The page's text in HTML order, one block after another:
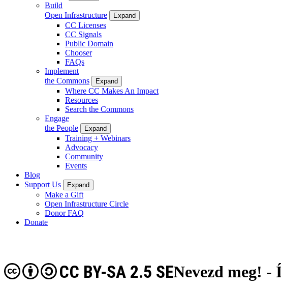
Build
Open Infrastructure
Expand
CC Licenses
CC Signals
Public Domain
Chooser
FAQs
Implement
the Commons
Expand
Where CC Makes An Impact
Resources
Search the Commons
Engage
the People
Expand
Training + Webinars
Advocacy
Community
Events
Blog
Support Us
Expand
Make a Gift
Open Infrastructure Circle
Donor FAQ
Donate
Nevezd meg! -
CC BY-SA 2.5 SE